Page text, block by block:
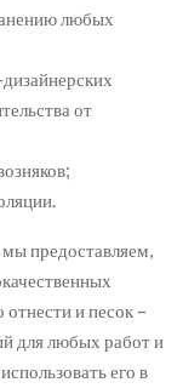
любых
от
предоставляем,
и песок –
для любых работ и
его в